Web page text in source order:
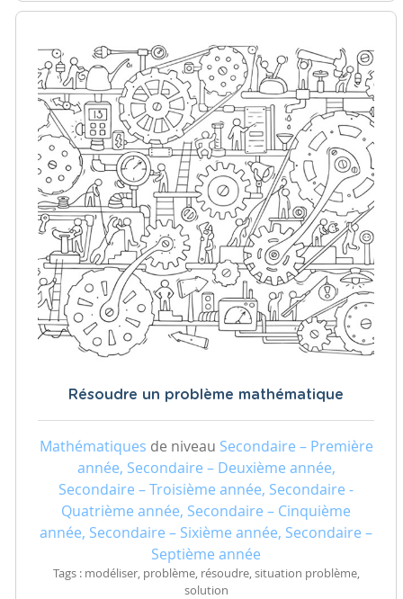
Résoudre un problème mathématique
Mathématiques de niveau Secondaire – Première
année, Secondaire – Deuxième année,
Secondaire – Troisième année, Secondaire -
Quatrième année, Secondaire – Cinquième
année, Secondaire – Sixième année, Secondaire –
Septième année
Tags : modéliser, problème, résoudre, situation problème,
solution